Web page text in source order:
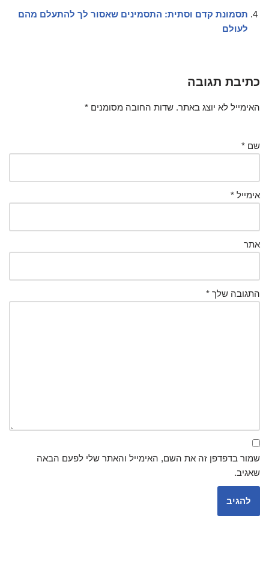
תסמונת קדם וסתית: התסמינים שאסור לך להתעלם מהם
לעולם
כתיבת תגובה
האימייל לא יוצג באתר. שדות החובה מסומנים *
שם *
אימייל *
אתר
התגובה שלך *
שמור בדפדפן זה את השם, האימייל והאתר שלי לפעם הבאה
שאגיב.